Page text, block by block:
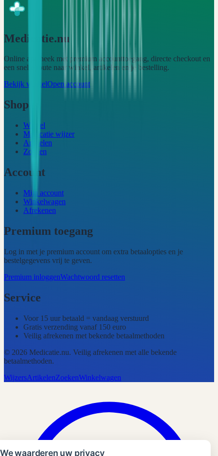
Medicatie.nu
Online apotheek met premium accounttoegang, directe checkout en
een snelle route naar winkel, artikelen en je bestelling.
Bekijk winkelOpen account
Shop
Winkel
Medicatie wijzer
Artikelen
Zoeken
Account
Mijn account
Winkelwagen
Afrekenen
Premium toegang
Log in met je premium account om extra betaalopties en je
bestelgegevens vrij te geven.
Premium inloggenWachtwoord resetten
Service
Voor 15 uur betaald = vandaag verstuurd
Gratis verzending vanaf 150 euro
Veilig afrekenen met bekende betaalmethoden
© 2026 Medicatie.nu. Veilig afrekenen met alle bekende
betaalmethoden.
WijzersArtikelenZoekenWinkelwagen
We waarderen uw privacy